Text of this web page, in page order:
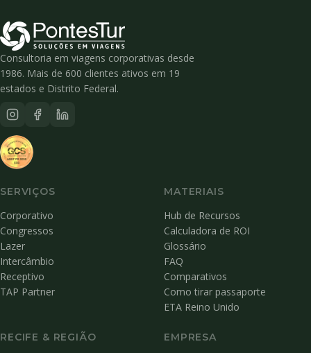
Consultoria em viagens corporativas desde
1986. Mais de 600 clientes ativos em 19
estados e Distrito Federal.
SERVIÇOS
Corporativo
Congressos
Lazer
Intercâmbio
Receptivo
TAP Partner
MATERIAIS
Hub de Recursos
Calculadora de ROI
Glossário
FAQ
Comparativos
Como tirar passaporte
ETA Reino Unido
RECIFE & REGIÃO EMPRESA